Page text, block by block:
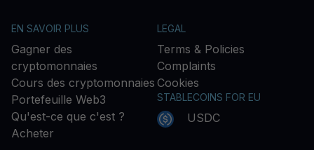
EN SAVOIR PLUS
Gagner des
cryptomonnaies
Cours des cryptomonnaies
Portefeuille Web3
Qu'est-ce que c'est ?
Acheter
LEGAL
Terms & Policies
Complaints
Cookies
STABLECOINS FOR EU
USDC